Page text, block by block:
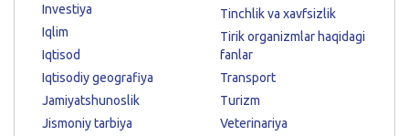
Investiya
Iqlim
Iqtisod
Iqtisodiy geografiya
Jamiyatshunoslik
Jismoniy tarbiya
Tinchlik va xavfsizlik
Tirik organizmlar haqidagi
fanlar
Transport
Turizm
Veterinariya